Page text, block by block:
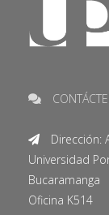
Dirección:
Universidad
Bucaramanga
Oficina K514